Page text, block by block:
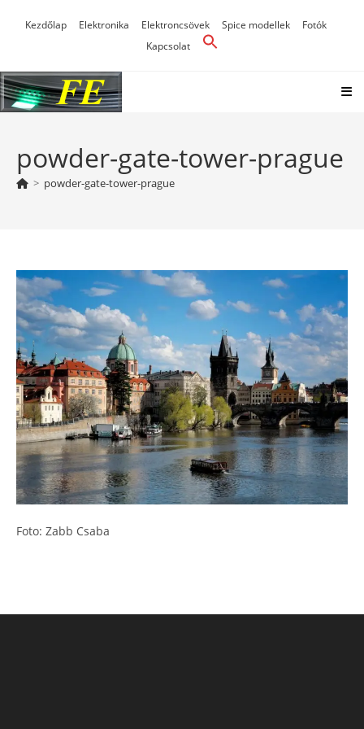
Kezdőlap Elektronika Elektroncsövek Spice modellek
Fotók
Kapcsolat
powder-gate-tower-prague
> powder-gate-tower-prague
Foto: Zabb Csaba